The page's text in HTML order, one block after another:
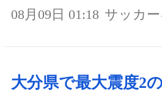
08月09日 01:18 サッカ
大分県で最大震度2